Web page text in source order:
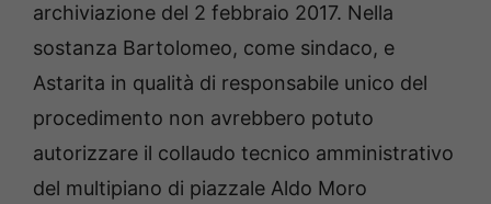
archiviazione del 2 febbraio 2017. Nella
sostanza Bartolomeo, come sindaco, e
Astarita in qualità di responsabile unico del
procedimento non avrebbero potuto
autorizzare il collaudo tecnico amministrativo
del multipiano di piazzale Aldo Moro